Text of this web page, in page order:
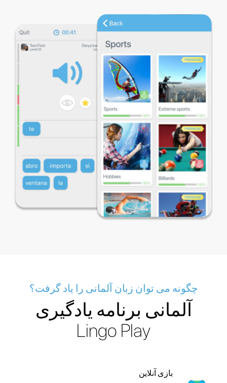
چگونه می توان زبان آلمانی را یاد گرفت؟
آلمانی برنامه یادگیری
Lingo Play
بازی آنلاین